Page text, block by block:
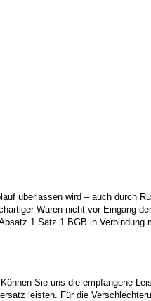
überlassen wird – auch durch
Waren nicht vor Eingang
1 Satz 1 BGB in Verbindung
Sie uns die empfangene
leisten. Für die